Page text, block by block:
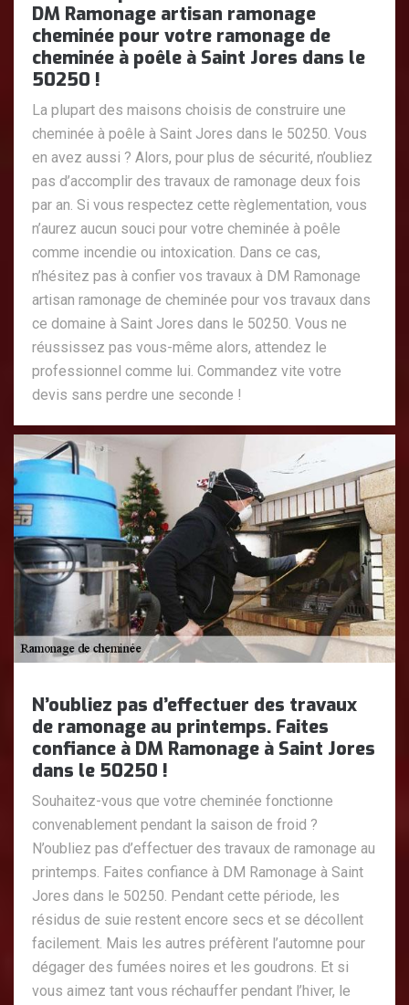
DM Ramonage artisan ramonage
cheminée pour votre ramonage de
cheminée à poêle à Saint Jores dans le
50250 !
La plupart des maisons choisis de construire une
cheminée à poêle à Saint Jores dans le 50250. Vous
en avez aussi ? Alors, pour plus de sécurité, n’oubliez
pas d’accomplir des travaux de ramonage deux fois
par an. Si vous respectez cette règlementation, vous
n’aurez aucun souci pour votre cheminée à poêle
comme incendie ou intoxication. Dans ce cas,
n’hésitez pas à confier vos travaux à DM Ramonage
artisan ramonage de cheminée pour vos travaux dans
ce domaine à Saint Jores dans le 50250. Vous ne
réussissez pas vous-même alors, attendez le
professionnel comme lui. Commandez vite votre
devis sans perdre une seconde !
N’oubliez pas d’effectuer des travaux
de ramonage au printemps. Faites
confiance à DM Ramonage à Saint Jores
dans le 50250 !
Souhaitez-vous que votre cheminée fonctionne
convenablement pendant la saison de froid ?
N’oubliez pas d’effectuer des travaux de ramonage au
printemps. Faites confiance à DM Ramonage à Saint
Jores dans le 50250. Pendant cette période, les
résidus de suie restent encore secs et se décollent
facilement. Mais les autres préfèrent l’automne pour
dégager des fumées noires et les goudrons. Et si
vous aimez tant vous réchauffer pendant l’hiver, le